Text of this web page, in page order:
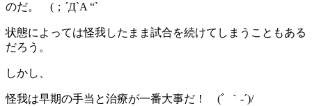
のだ。 (；´Д`A “`
状態によっては怪我したまま試合を続けてしまうこともある
だろう。
しかし、
怪我は早期の手当と治療が一番大事だ！ (ﾞ ｀-´)/